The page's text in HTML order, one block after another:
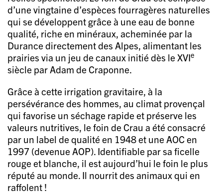
d’une vingtaine d’espèces fourragères naturelles
qui se développent grâce à une eau de bonne
qualité, riche en minéraux, acheminée par la
Durance directement des Alpes, alimentant les
prairies via un jeu de canaux initié dès le XVIe
siècle par Adam de Craponne.
Grâce à cette irrigation gravitaire, à la
persévérance des hommes, au climat provençal
qui favorise un séchage rapide et préserve les
valeurs nutritives, le foin de Crau a été consacré
par un label de qualité en 1948 et une AOC en
1997 (devenue AOP). Identifiable par sa ficelle
rouge et blanche, il est aujourd’hui le foin le plus
réputé au monde. Il nourrit des animaux qui en
raffolent !